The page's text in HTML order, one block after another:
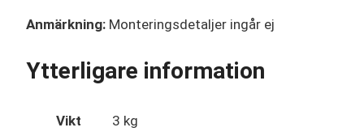
Anmärkning: Monteringsdetaljer ingår ej
Ytterligare information
Vikt
3 kg